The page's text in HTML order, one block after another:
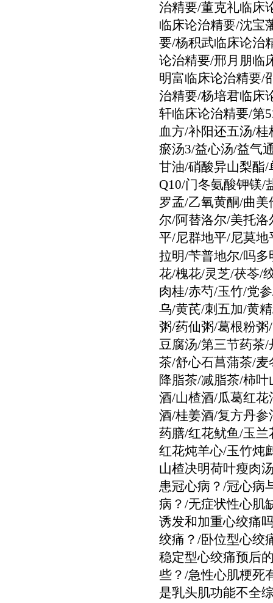
治精要/董克礼临床
临床论治精要/沈宝
要/杨积武临床论治
论治精要/邢月朋临
明富临床论治精要/
治精要/杨培君临床
轩临床论治精要/第
血方/补阳还五汤/
瘀汤3/益心汤/益气
甘油/硝酸异山梨酯
Q10/门冬氨酸钾镁/
罗孟/乙氧黄酮/曲
尔/阿替洛尔/美托
平/尼群地平/尼莫
拉明/苄普地尔/吗
花/槐花/灵芝/茯苓/
肉桂/赤芍/玉竹/党
乌/黄芪/刺五加/黄
粥/药仙粥/葛根粉
豆腐汤/第三节药茶
茶/舒心石菖蒲茶/
降脂茶/减脂茶/柿
酒/山楂酒/瓜葛红
酒/桂姜酒/复方丹
药膳/红花鱿鱼/玉
红花炖羊心/玉竹炖
山楂决明荷叶瘦肉
患冠心病？/冠心病
病？/无症状性心肌
诱发和加重心绞痛
绞痛？/卧位型心绞
稳定型心绞痛预后
些？/急性心肌梗死
是乳头肌功能不全